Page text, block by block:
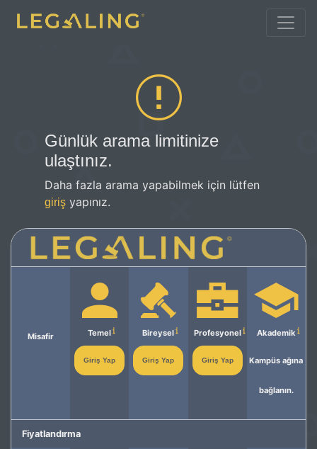
Günlük arama limitinize
ulaştınız.
Daha fazla arama yapabilmek için lütfen
giriş yapınız.
Misafir Temel
Giriş Yap
Bireysel
Giriş Yap
Profesyonel
Giriş Yap
Akademik
Kampüs ağına
bağlanın.
Fiyatlandırma